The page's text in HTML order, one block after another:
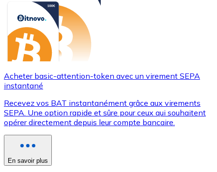
Acheter basic-attention-token avec un virement SEPA
instantané
Recevez vos BAT instantanément grâce aux virements
SEPA. Une option rapide et sûre pour ceux qui souhaitent
opérer directement depuis leur compte bancaire.
En savoir plus